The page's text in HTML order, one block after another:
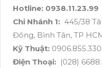
Hotline: 0938.11.23.99
Chi Nhánh 1: 445/38
Đông, Bình Tân, TP
Kỹ Thuật: 0906.855.330
Điện Thoại: (028)